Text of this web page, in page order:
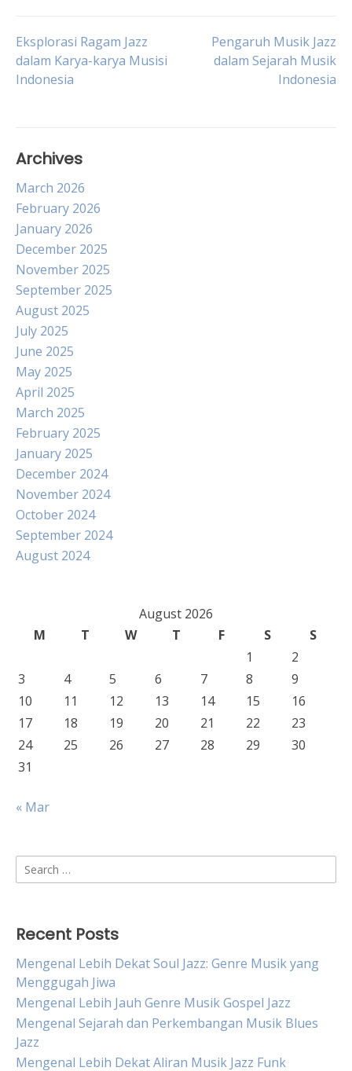
Post
navigation
Eksplorasi Ragam Jazz
dalam Karya-karya Musisi
Indonesia
Pengaruh Musik Jazz
dalam Sejarah Musik
Indonesia
Archives
March 2026
February 2026
January 2026
December 2025
November 2025
September 2025
August 2025
July 2025
June 2025
May 2025
April 2025
March 2025
February 2025
January 2025
December 2024
November 2024
October 2024
September 2024
August 2024
August 2026
M
T W T F S
S
1
2
3
4 5 6 7 8
9
10
11 12 13 14 15
16
17
18 19 20 21 22
23
24
25 26 27 28 29
30
31
« Mar
Search
for:
Recent Posts
Mengenal Lebih Dekat Soul Jazz: Genre Musik yang
Menggugah Jiwa
Mengenal Lebih Jauh Genre Musik Gospel Jazz
Mengenal Sejarah dan Perkembangan Musik Blues
Jazz
Mengenal Lebih Dekat Aliran Musik Jazz Funk